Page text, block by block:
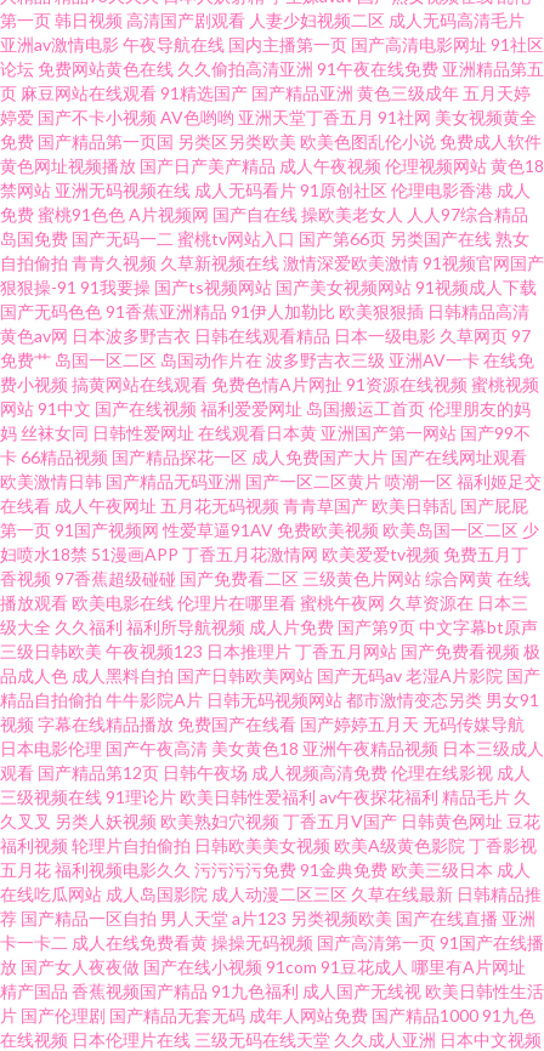
情日日撸 91污导航 免费三极我要看黄 91国产白浆喷水 国产人妻网站 91社免
费视频 人人摸人人爽 91日韩成人综合 久久视频老司机 91蜜桃福利 密桃视频
免费看 91福利国产在线观看 国产精品一区不卡色 91网站黑丝 欧美性爱导航
51视频黑料网站 浮力屁屁草影院 欧美亚洲麻豆成人 91性爱小视频 欧洲亚洲
精品人妻 91偷自网 日本肏肏 久草资源免费福利网站 91免费在线免费观看视
频 欧美精品淫专区 香焦AV 韩国操b伦理片 影音先锋资源无人区 国产久艹精品
久草亚洲天堂 久久国产精 91偷拍在线 欧美在线成人网 超碰东京热老师 丝袜
精品一区在线 大香蕉操肏AV 五月开心激情久久伊人 福利日AV 91黑絲美女被
草 男人的天堂AVV 91美女逼 91成人福利导航 九一传媒网站 91绯色视频导航
九色91国产 91白丝网站 久久国产ab 91大神bt 日韩激情网址 爱福利导航 91成
人视频黑丝 日韩欧美中文字 91祝频 无码人妻影音先锋 成a人无吗在线 伪娘自
慰射精 俺来也伦理黄 91n在线观看com 乱子伦毛片国产 91免费看片天堂 乱
伦视频网 91洮色污污 日干射操逼 91性情网 青青草伊人 玖玖免费小视频 91日
韩欧美 色色的网 伦理鲁丝影院 91淫欲视频 色色91 国产1024在线视频 亚洲
一二区人妻 韩日十三区 91n色域 久草视频福利在线 大香蕉伊人素人 91AV免
费在线视频 久久香蕉98p 91午夜激情 蜜桃免费视频 青娱乐91视频 av人人撸
五月天bb激情网 国产高潮国产精品久久 91pron视频w 激情开心网五月天 91
第一页韩日视频 高清国产剧观看 人妻少妇视频二区 成人无码高清毛片
亚洲av激情电影 午夜导航在线 国内主播第一页 国产高清电影网址 91社区
论坛 免费网站黄色在线 久久偷拍高清亚洲 91午夜在线免费 亚洲精品第五
页 麻豆网站在线观看91精选国产 国产精品亚洲 黄色三级成年 五月天婷
婷爱 国产不卡小视频 AV色哟哟 亚洲天堂丁香五月 91社网 美女视频黄全
免费 国产精品第一页国 另类区另类欧美 欧美色图乱伦小说 免费成人软件
黄色网址视频播放 国产日产美产精品 成人午夜视频 伦理视频网站黄色18
禁网站 亚洲无码视频在线 成人无码看片91原创社区 伦理电影香港 成人
免费蜜桃91色色A片视频网 国产自在线操欧美老女人 人人97综合精品
岛国免费 国产无码一二 蜜桃tv网站入口 国产第66页 另类国产在线熟女
自拍偷拍 青青久视频 久草新视频在线激情深爱欧美激情91视频官网国产
狠狠操-91 91我要操 国产ts视频网站 国产美女视频网站91视频成人下载
国产无码色色91香蕉亚洲精品 91伊人加勒比 欧美狠狠插 日韩精品高清
黄色av网 日本波多野吉衣 日韩在线观看精品 日本一级电影 久草网页97
免费艹 岛国一区二区 岛国动作片在波多野吉衣三级 亚洲AV一卡在线免
费小视频 搞黄网站在线观看 免费色情A片网扯 91资源在线视频 蜜桃视频
网站91中文 国产在线视频 福利爱爱网址 岛国搬运工首页伦理朋友的妈
妈 丝袜女同 日韩性爱网址 在线观看日本黄 亚洲国产第一网站 国产99不
卡66精品视频 国产精品探花一区 成人免费国产大片 国产在线网址观看
欧美激情日韩 国产精品无码亚洲 国产一区二区黄片喷潮一区 福利姬足交
在线看 成人午夜网址 五月花无码视频 青青草国产 欧美日韩乱 国产屁屁
第一页91国产视频网 性爱草逼91AV 免费欧美视频 欧美岛国一区二区 少
妇喷水18禁 51漫画APP 丁香五月花激情网 欧美爱爱tv视频 免费五月丁
香视频 97香蕉超级碰碰 国产免费看二区 三级黄色片网站综合网黄在线
播放观看 欧美电影在线伦理片在哪里看蜜桃午夜网 久草资源在 日本三
级大全 久久福利 福利所导航视频 成人片免费 国产第9页中文字幕bt原声
三级日韩欧美 午夜视频123 日本推理片丁香五月网站 国产免费看视频 极
品成人色 成人黑料自拍 国产日韩欧美网站 国产无码av老湿A片影院 国产
精品自拍偷拍 牛牛影院A片 日韩无码视频网站都市激情变态另类 男女91
视频 字幕在线精品播放 免费国产在线看 国产婷婷五月天 无码传媒导航
日本电影伦理 国产午夜高清 美女黄色18 亚洲午夜精品视频 日本三级成人
观看 国产精品第12页 日韩午夜场 成人视频高清免费伦理在线影视 成人
三级视频在线91理论片 欧美日韩性爱福利 av午夜探花福利 精品毛片 久
久叉叉 另类人妖视频 欧美熟妇穴视频 丁香五月V国产 日韩黄色网址 豆花
福利视频 轮理片自拍偷拍 日韩欧美美女视频 欧美A级黄色影院 丁香影视
五月花福利视频电影久久 污污污污免费91金典免费 欧美三级日本 成人
在线吃瓜网站 成人岛国影院 成人动漫二区三区 久草在线最新 日韩精品推
荐 国产精品一区自拍 男人天堂a片123 另类视频欧美 国产在线直播 亚洲
卡一卡二 成人在线免费看黄操操无码视频 国产高清第一页91国产在线播
放 国产女人夜夜做 国产在线小视频 91com 91豆花成人 哪里有A片网址
精产国品 香蕉视频国产精品 91九色福利 成人国产无线视 欧美日韩性生活
片 国产伦理剧 国产精品无套无码 成年人网站免费 国产精品100091九色
在线视频 日本伦理片在线 三级无码在线天堂 久久成人亚洲 日本中文视频